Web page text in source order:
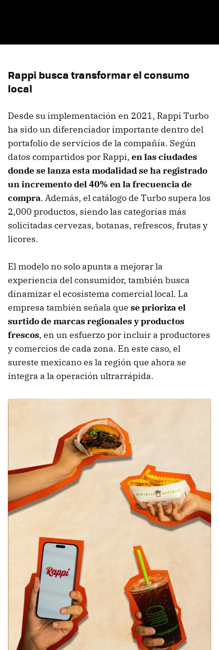
Rappi busca transformar el consumo
local
Desde su implementación en 2021, Rappi Turbo
ha sido un diferenciador importante dentro del
portafolio de servicios de la compañía. Según
datos compartidos por Rappi, en las ciudades
donde se lanza esta modalidad se ha registrado
un incremento del 40% en la frecuencia de
compra. Además, el catálogo de Turbo supera los
2,000 productos, siendo las categorías más
solicitadas cervezas, botanas, refrescos, frutas y
licores.
El modelo no solo apunta a mejorar la
experiencia del consumidor, también busca
dinamizar el ecosistema comercial local. La
empresa también señala que se prioriza el
surtido de marcas regionales y productos
frescos, en un esfuerzo por incluir a productores
y comercios de cada zona. En este caso, el
sureste mexicano es la región que ahora se
integra a la operación ultrarrápida.